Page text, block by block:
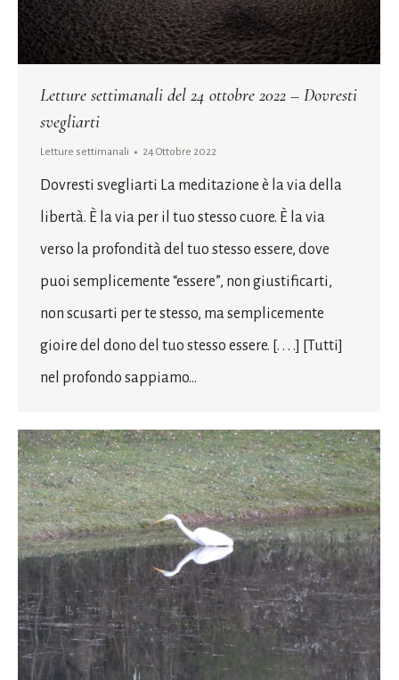
Letture settimanali del 24 ottobre 2022 – Dovresti
svegliarti
Letture settimanali 24 Ottobre 2022
Dovresti svegliarti La meditazione è la via della
libertà. È la via per il tuo stesso cuore. È la via
verso la profondità del tuo stesso essere, dove
puoi semplicemente “essere”, non giustificarti,
non scusarti per te stesso, ma semplicemente
gioire del dono del tuo stesso essere. [. . . .] [Tutti]
nel profondo sappiamo…